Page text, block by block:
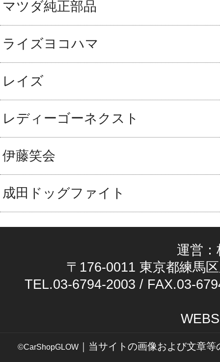
マツダ純正部品
ライズヨコハマ
レイズ
レディーゴーネクスト
伊藤笑会
成田ドッグファイト
運営
〒176-0011 東京都練馬
TEL.03-6794-2003 / FAX.03-
©CarShopGLOW ｜当サイトの画像および文章